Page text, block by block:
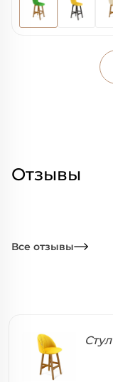
Отзывы
Все отзывы